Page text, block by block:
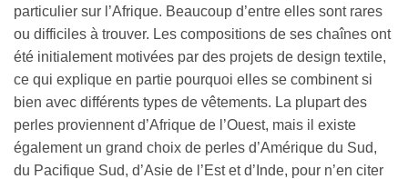
particulier sur l’Afrique. Beaucoup d’entre elles sont rares
ou difficiles à trouver. Les compositions de ses chaînes ont
été initialement motivées par des projets de design textile,
ce qui explique en partie pourquoi elles se combinent si
bien avec différents types de vêtements. La plupart des
perles proviennent d’Afrique de l’Ouest, mais il existe
également un grand choix de perles d’Amérique du Sud,
du Pacifique Sud, d’Asie de l’Est et d’Inde, pour n’en citer